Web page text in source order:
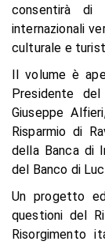
consentirà di
internazionali
culturale e
Il volume è
Presidente
Giuseppe
Risparmio di
della Banca di
del Banco di
Un progetto
questioni del
Risorgimento